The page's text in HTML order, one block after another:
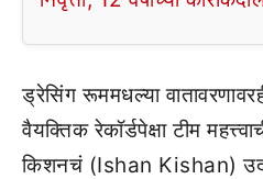
ड्रेसिंग रूममधल्या
वैयक्तिक रेकॉर्डपेक्षा टीम
किशनचं (Ishan Kishan)